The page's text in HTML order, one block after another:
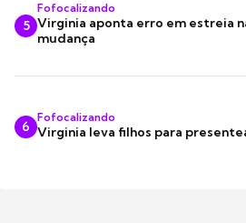
5
Fofocalizando
Virginia aponta erro em estreia
mudança
6
Fofocalizando
Virginia leva filhos para